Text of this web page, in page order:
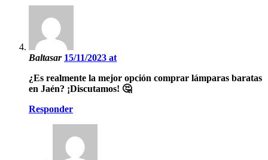
Baltasar 15/11/2023 at
¿Es realmente la mejor opción comprar lámparas baratas
en Jaén? ¡Discutamos! 🤔
Responder